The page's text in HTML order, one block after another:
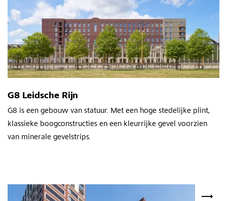
G8 Leidsche Rijn
G8 is een gebouw van statuur. Met een hoge stedelijke plint,
klassieke boogconstructies en een kleurrijke gevel voorzien
van minerale gevelstrips.